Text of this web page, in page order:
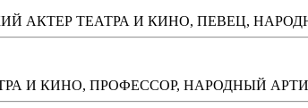
АКТЕР ТЕАТРА И КИНО, ПЕВЕЦ,
И КИНО, ПРОФЕССОР, НАРОДНЫЙ